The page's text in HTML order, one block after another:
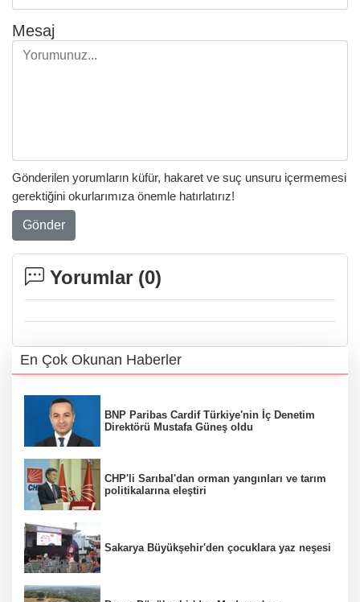
Mesaj
Gönderilen yorumların küfür, hakaret ve suç unsuru içermemesi
gerektiğini okurlarımıza önemle hatırlatırız!
Gönder
Yorumlar (0)
En Çok Okunan Haberler
BNP Paribas Cardif Türkiye'nin İç Denetim
Direktörü Mustafa Güneş oldu
CHP'li Sarıbal'dan orman yangınları ve tarım
politikalarına eleştiri
Sakarya Büyükşehir'den çocuklara yaz neşesi